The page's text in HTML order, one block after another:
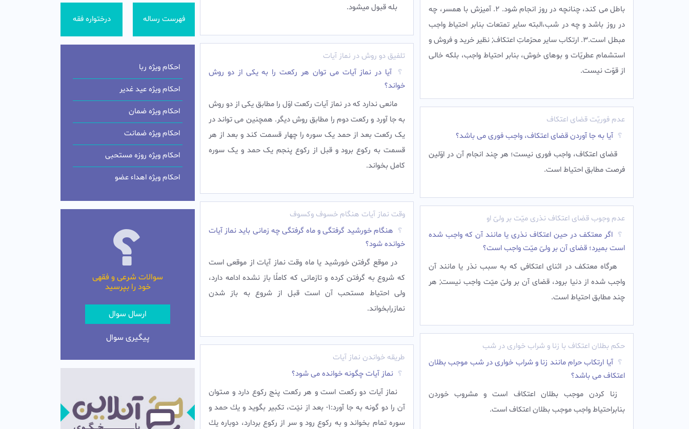
باطل مى كند، چنانچه در روز انجام شود. 2. آميزش با همسر، چه
در روز باشد و چه در شب،البته سایر تمتعات بنابر احتیاط واجب
مبطل است.3. ارتكاب ساير محرّماتِ اعتكاف; نظير خريد و فروش و
استشمام عطريّات و بوهاى خوش، بنابر احتياط واجب، بلكه خالى
از قوّت نيست.
عدم فوریّت قضای اعتکاف
آیا به جا آوردن قضای اعتکاف، واجب فوری می باشد؟
قضاى اعتكاف، واجب فورى نيست؛ هر چند انجام آن در اوّلين
فرصت مطابق احتياط است.
عدم وجوب قضای اعتکاف نذری میّت بر ولیّ او
اگر معتکف در حین اعتکاف نذری یا مانند آن که واجب شده
است بمیرد؛ قضای آن بر ولیّ میّت واجب است؟
هرگاه معتكف در اثناى اعتكافى كه به سبب نذر يا مانند آن
واجب شده از دنيا برود، قضاى آن بر ولىّ ميّت واجب نيست; هر
چند مطابق احتياط است.
حکم بطلان اعتکاف با زنا و شراب خواری در شب
آیا ارتکاب حرام مانند زنا و شراب خواری در شب موجب بطلان
اعتکاف می باشد؟
زنا کردن موجب بطلان اعتکاف است و مشروب خوردن
بنابراحتیاط واجب موجب بطلان اعتکاف است.
بله قبول میشود.‌
تلفیق دو روش در نماز آیات
آیا در نماز آیات می توان هر رکعت را به یکی از دو روش
خواند؟
مانعى ندارد كه در نماز آيات ركعت اوّل را مطابق يكى از دو روش
به جا آورد و ركعت دوم را مطابق روش ديگر. همچنین می تواند در
یک رکعت بعد از حمد یک سوره را چهار قسمت کند و بعد از هر
قسمت به رکوع برود و قبل از رکوع پنجم یک حمد و یک سوره
کامل بخواند.
وقت نماز آیات هنگام خسوف وکسوف
هنگام خورشید گرفتگی و ماه گرفتگی چه زمانی باید نماز آیات
خوانده شود؟
در موقع گرفتن خورشيد يا ماه وقت نماز آيات از موقعى است
كه شروع به گرفتن كرده و تازمانى كه كاملًا باز نشده ادامه دارد،
ولى احتياط مستحب آن است قبل از شروع به باز شدن
نمازرابخواند.
طریقه خواندن نماز آیات
نماز آیات چگونه خوانده می شود؟
نماز آيات دو ركعت است و هر ركعت پنج ركوع دارد و مى‏توان
آن را دو گونه به جا آورد:1- بعد از نيّت، تكبير بگويد و يك حمد و
سوره تمام بخواند و به ركوع رود و سر از ركوع بردارد، دوباره يك
فهرست رساله درختواره فقه
احکام ویژه ربا
احکام ویژه عید غدیر
احکام ویژه ضمان
احکام ویژه ضمانت
احکام ویژه روزه مستحبی
احکام ویژه اهداء عضو
سوالات شرعی و فقهی
خود را بپرسید
ارسال سوال
پیگیری سوال